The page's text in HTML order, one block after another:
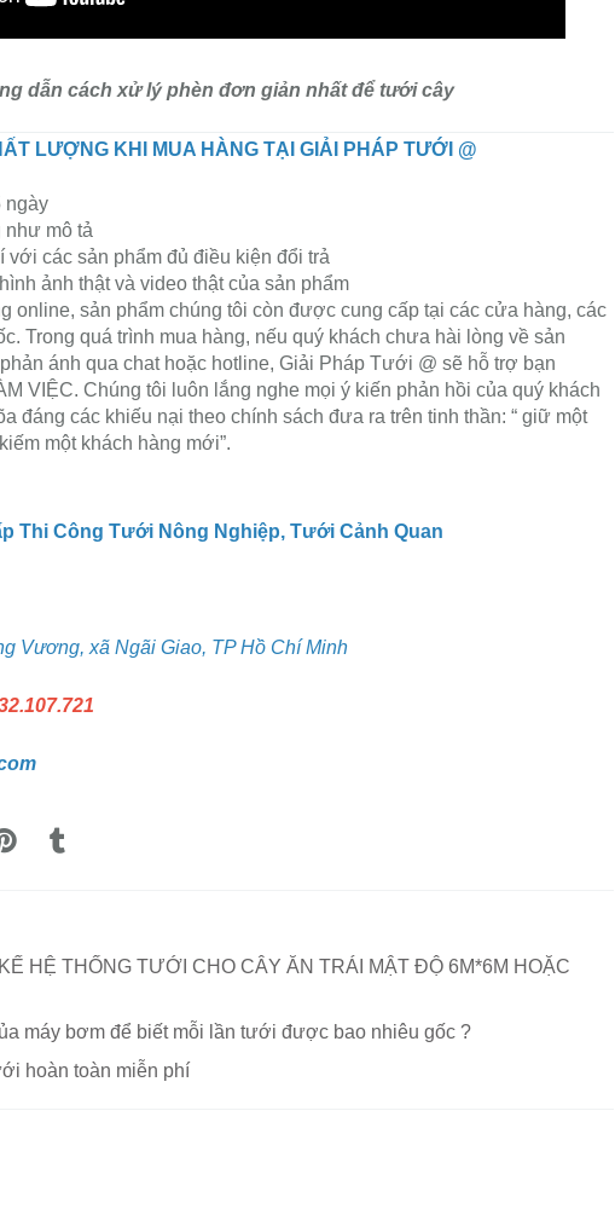
dẫn cách xử lý phèn đơn giản nhất để tưới cây
LƯỢNG KHI MUA HÀNG TẠI GIẢI PHÁP TƯỚI @
ngày
như mô tả
với các sản phẩm đủ điều kiện đổi trả
ảnh thật và video thật của sản phẩm
online, sản phẩm chúng tôi còn được cung cấp tại các cửa hàng, các
Trong quá trình mua hàng, nếu quý khách chưa hài lòng về sản
ánh qua chat hoặc hotline, Giải Pháp Tưới @ sẽ hỗ trợ bạn
VIỆC. Chúng tôi luôn lắng nghe mọi ý kiến phản hồi của quý khách
đáng các khiếu nại theo chính sách đưa ra trên tinh thần: “ giữ một
một khách hàng mới”.
Thi Công Tưới Nông Nghiệp, Tưới Cảnh Quan
Vương, xã Ngãi Giao, TP Hồ Chí Minh
HỆ THỐNG TƯỚI CHO CÂY ĂN TRÁI MẬT ĐỘ 6M*6M HOẶC
máy bơm để biết mỗi lần tưới được bao nhiêu gốc ?
hoàn toàn miễn phí